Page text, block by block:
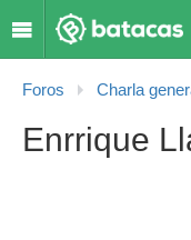
Foros Charla
Enrrique